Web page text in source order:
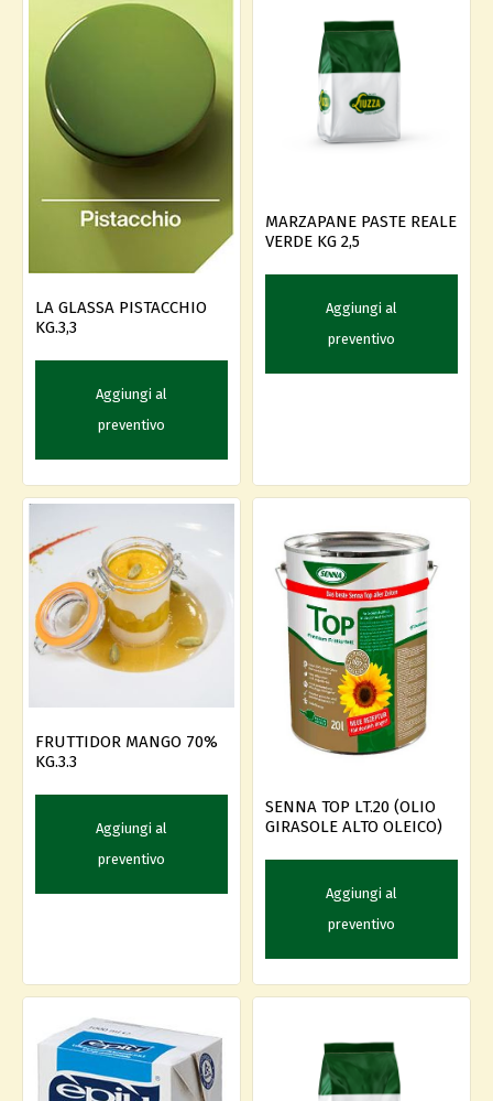
LA GLASSA PISTACCHIO
KG.3,3
Aggiungi al
preventivo
MARZAPANE PASTE REALE
VERDE KG 2,5
Aggiungi al
preventivo
FRUTTIDOR MANGO 70%
KG.3.3
Aggiungi al
preventivo
SENNA TOP LT.20 (OLIO
GIRASOLE ALTO OLEICO)
Aggiungi al
preventivo